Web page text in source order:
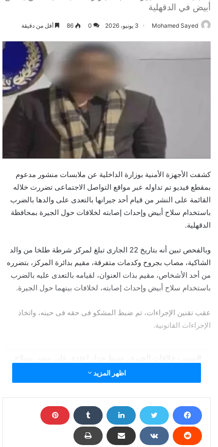
أبيض في الدقهلية
Mohamed Sayed 3 يونيو، 2026 0
86 أقل من دقيقة
كشفت الأجهزة الأمنية بوزارة الداخلية عن ملابسات منشور مدعوم
بمقطع فيديو تم تداوله عبر مواقع التواصل الاجتماعى تضررت خلاله
القائمة على النشر من قيام أحد جيرانها بالتعدى على والدها بالضرب
باستخدام سلاح أبيض وإحداث إصابته لخلافات حول الجيرة بمحافظة
الدقهلية.
وبالفحص تبين أنه بتاريخ 22 الجارى تبلغ لمركز شرطة طلخا من والد
الشاكية، مصاب بجروح وكدمات متفرقة، مقيم بدائرة المركز، بتضرره
من أحد الأشخاص، مقيم بذات العنوان، لقيامه بالتعدى عليه بالضرب
باستخدام سلاح أبيض وإحداث إصابته، لخلافات بينهما حول الجيرة.
عقب تقنين الإجراءات، تم ضبط المشكو فى حقه فى حينه، واتخاذ
الإجراءات القانونية.
أبيض في الدقهلية
اظهر المزيد